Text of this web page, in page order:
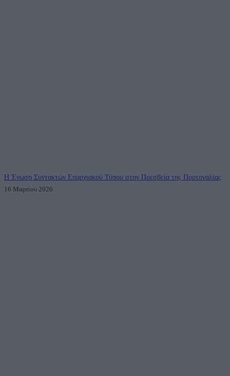
Η Ένωση Συντακτών Επαρχιακού Τύπου στην Πρεσβεία της Πορτογαλίας
16 Μαρτίου 2026